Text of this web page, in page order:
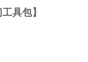
具包】